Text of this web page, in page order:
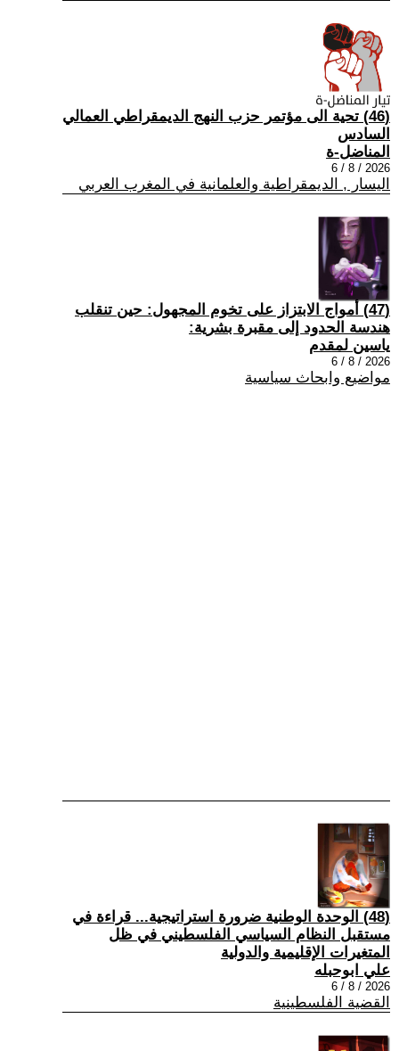
(46) تحية الى مؤتمر حزب النهج الديمقراطي العمالي
السادس
المناضل-ة
2026 / 8 / 6
اليسار , الديمقراطية والعلمانية في المغرب العربي
(47) أمواج الابتزاز على تخوم المجهول: حين تنقلب
هندسة الحدود إلى مقبرة بشرية:
ياسين لمقدم
2026 / 8 / 6
مواضيع وابحاث سياسية
(48) الوحدة الوطنية ضرورة استراتيجية... قراءة في
مستقبل النظام السياسي الفلسطيني في ظل
المتغيرات الإقليمية والدولية
علي ابوحبله
2026 / 8 / 6
القضية الفلسطينية